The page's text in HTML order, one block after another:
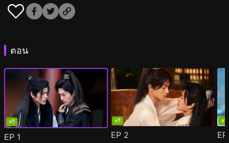
ตอน
ฟรี
EP 1
ฟรี
EP 2
ฟรี